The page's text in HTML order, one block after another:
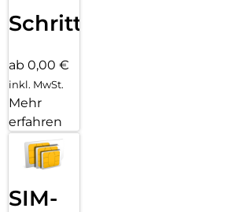
Schritten
ab 0,00 €
inkl. MwSt.
Mehr
erfahren
SIM-